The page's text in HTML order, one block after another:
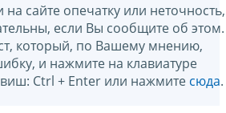
сайте опечатку или неточность,
если Вы сообщите об этом.
который, по Вашему мнению,
и нажмите на клавиатуре
Ctrl + Enter или нажмите сюда.